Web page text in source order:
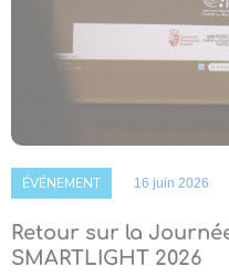
ÉVÉNEMENT 16 juin 2026
Retour sur la
SMARTLIGHT 2026